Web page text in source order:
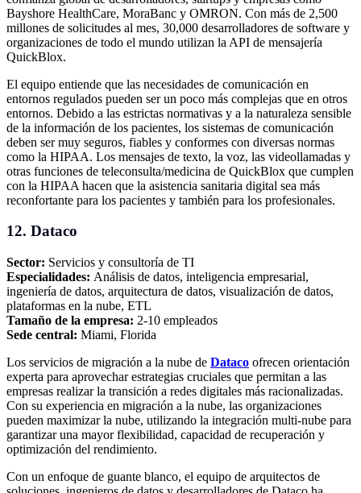
Bayshore HealthCare, MoraBanc y OMRON. Con más de 2,500
millones de solicitudes al mes, 30,000 desarrolladores de software y
organizaciones de todo el mundo utilizan la API de mensajería
QuickBlox.
El equipo entiende que las necesidades de comunicación en
entornos regulados pueden ser un poco más complejas que en otros
entornos. Debido a las estrictas normativas y a la naturaleza sensible
de la información de los pacientes, los sistemas de comunicación
deben ser muy seguros, fiables y conformes con diversas normas
como la HIPAA. Los mensajes de texto, la voz, las videollamadas y
otras funciones de teleconsulta/medicina de QuickBlox que cumplen
con la HIPAA hacen que la asistencia sanitaria digital sea más
reconfortante para los pacientes y también para los profesionales.
12. Dataco
Sector: Servicios y consultoría de TI
Especialidades: Análisis de datos, inteligencia empresarial,
ingeniería de datos, arquitectura de datos, visualización de datos,
plataformas en la nube, ETL
Tamaño de la empresa: 2-10 empleados
Sede central: Miami, Florida
Los servicios de migración a la nube de Dataco ofrecen orientación
experta para aprovechar estrategias cruciales que permitan a las
empresas realizar la transición a redes digitales más racionalizadas.
Con su experiencia en migración a la nube, las organizaciones
pueden maximizar la nube, utilizando la integración multi-nube para
garantizar una mayor flexibilidad, capacidad de recuperación y
optimización del rendimiento.
Con un enfoque de guante blanco, el equipo de arquitectos de